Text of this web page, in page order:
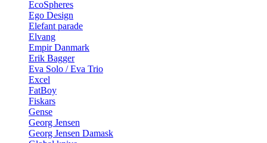
EcoSpheres
Ego Design
Elefant parade
Elvang
Empir Danmark
Erik Bagger
Eva Solo / Eva Trio
Excel
FatBoy
Fiskars
Gense
Georg Jensen
Georg Jensen Damask